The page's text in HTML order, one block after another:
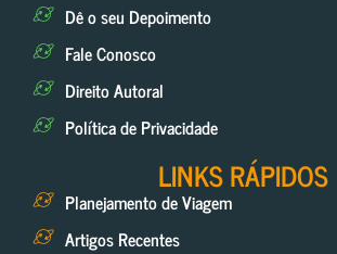
Dê o seu Depoimento
Fale Conosco
Direito Autoral
Política de Privacidade
LINKS RÁPIDOS
Planejamento de Viagem
Artigos Recentes